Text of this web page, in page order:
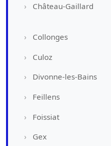
Château-Gaillard
Collonges
Culoz
Divonne-les-Bains
Feillens
Foissiat
Gex